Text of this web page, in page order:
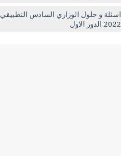
اسئلة و حلول الوزاري السادس التطبيقي
2022 الدور الاول